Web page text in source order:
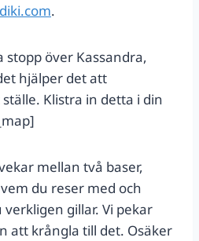
.
över Kassandra,
hjälper det att
Klistra in detta i din
mellan två baser,
du reser med och
gillar. Vi pekar
att krångla till det. Osäker